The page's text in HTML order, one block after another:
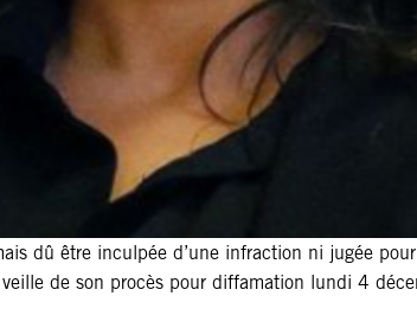
dû être inculpée d’une infraction ni jugée
de son procès pour diffamation lundi 4